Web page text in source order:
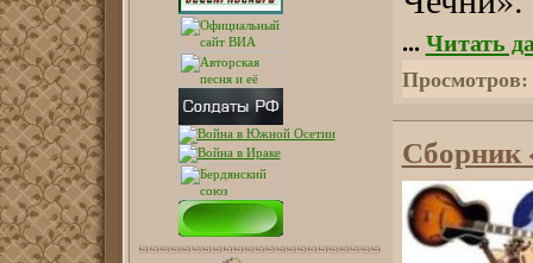
...Читать
Просмотров:
Сборник